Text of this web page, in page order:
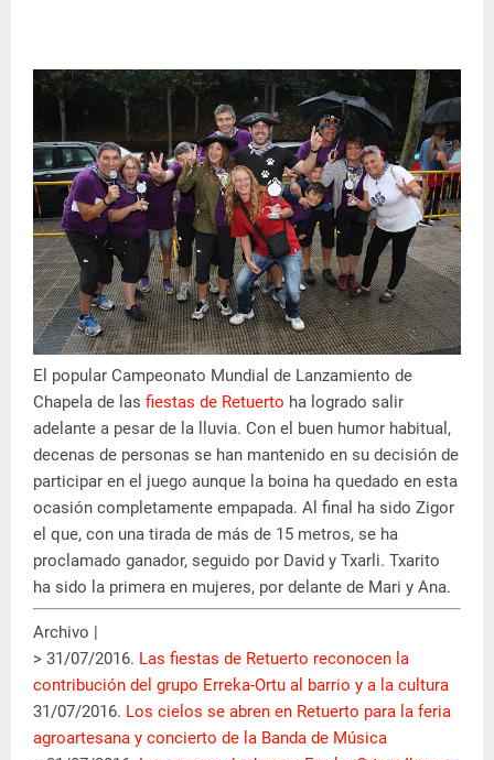
El popular Campeonato Mundial de Lanzamiento de
Chapela de las fiestas de Retuerto ha logrado salir
adelante a pesar de la lluvia. Con el buen humor habitual,
decenas de personas se han mantenido en su decisión de
participar en el juego aunque la boina ha quedado en esta
ocasión completamente empapada. Al final ha sido Zigor
el que, con una tirada de más de 15 metros, se ha
proclamado ganador, seguido por David y Txarli. Txarito
ha sido la primera en mujeres, por delante de Mari y Ana.
Archivo |
> 31/07/2016. Las fiestas de Retuerto reconocen la
contribución del grupo Erreka-Ortu al barrio y a la cultura
31/07/2016. Los cielos se abren en Retuerto para la feria
agroartesana y concierto de la Banda de Música